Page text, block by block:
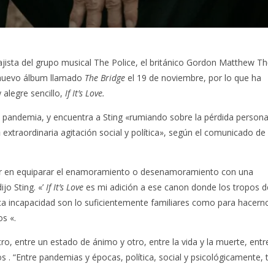
del grupo musical The Police, el británico Gordon Matthew
álbum llamado The Bridge el 19 de noviembre, por lo que ha
sencillo, If It’s Love.
y encuentra a Sting «rumiando sobre la pérdida
agitación social y política», según el comunicado de
equiparar el enamoramiento o desenamoramiento con una
Sting. «’ If It’s Love es mi adición a ese canon donde los tropos
incapacidad son lo suficientemente familiares como para
«.
entre un estado de ánimo y otro, entre la vida y la muerte,
. “Entre pandemias y épocas, política, social y psicológicamente,